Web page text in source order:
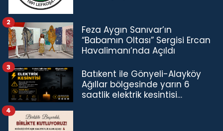
Feza Aygın Sanıvar’ın
“Babamın Oltası” Sergisi Ercan
Havalimanı’nda Açıldı
2
Batıkent ile Gönyeli-Alayköy
Ağıllar bölgesinde yarın 6
saatlik elektrik kesintisi…
3
4